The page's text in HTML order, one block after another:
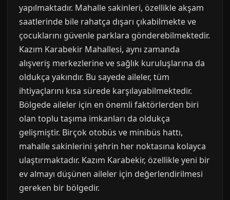
yapılmaktadır. Mahalle sakinleri, özellikle akşam
saatlerinde bile rahatça dışarı çıkabilmekte ve
çocuklarını güvenle parklara gönderebilmektedir.
Kazım Karabekir Mahallesi, aynı zamanda
alışveriş merkezlerine ve sağlık kuruluşlarına da
oldukça yakındır. Bu sayede aileler, tüm
ihtiyaçlarını kısa sürede karşılayabilmektedir.
Bölgede aileler için en önemli faktörlerden biri
olan toplu taşıma imkanları da oldukça
gelişmiştir. Birçok otobüs ve minibüs hattı,
mahalle sakinlerini şehrin her noktasına kolayca
ulaştırmaktadır. Kazım Karabekir, özellikle yeni bir
ev almayı düşünen aileler için değerlendirilmesi
gereken bir bölgedir.